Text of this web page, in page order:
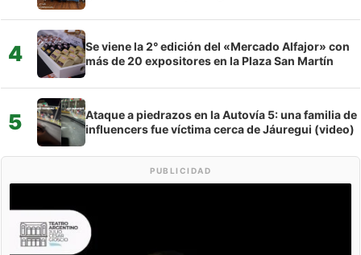
4
Se viene la 2° edición del «Mercado Alfajor» con
más de 20 expositores en la Plaza San Martín
5
Ataque a piedrazos en la Autovía 5: una familia de
influencers fue víctima cerca de Jáuregui (video)
PUBLICIDAD